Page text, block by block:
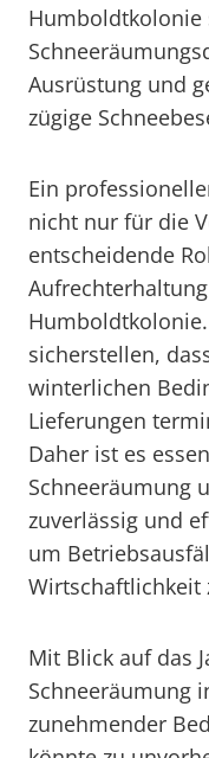
Humboldtkolonie
Ausrüstung und
zügige
Ein
nicht nur für die
entscheidende
sicherstellen,
winterlichen
Lieferungen
Daher ist es
Schneeräumung
zuverlässig und
um
Wirtschaftlichkeit
Mit Blick auf das
Schneeräumung
zunehmender